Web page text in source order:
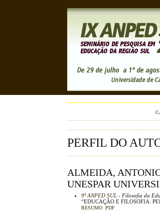
PERFIL DO
ALMEIDA,
UNESPAR
9ª ANPED SUL - Filosofia da
“EDUCAÇÃO E FILOSOFIA:
RESUMO PDF